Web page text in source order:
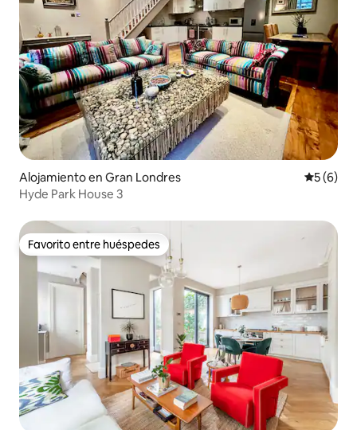
Alojamiento en Gran Londres
5 (6)
Hyde Park House 3
Favorito entre huéspedes
Favorito entre huéspedes